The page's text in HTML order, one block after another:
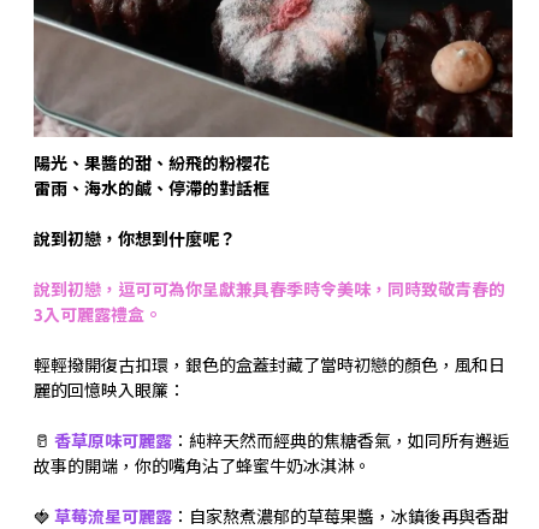
陽光、果醬的甜、紛飛的粉櫻花
雷雨、海水的鹹、停滯的對話框
說到初戀，你想到什麼呢？
說到初戀，逗可可為你呈獻兼具春季時令美味，同時致敬青春的
3入可麗露禮盒。
輕輕撥開復古扣環，銀色的盒蓋封藏了當時初戀的顏色，風和日
麗的回憶映入眼簾：
🥛 香草原味可麗露 ：純粹天然而經典的焦糖香氣，如同所有邂逅
故事的開端，你的嘴角沾了蜂蜜牛奶冰淇淋。
🍓 草莓流星可麗露 ：自家熬煮濃郁的草莓果醬，冰鎮後再與香甜